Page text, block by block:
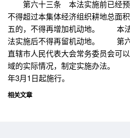
第六十三条 本法实施前已经预
不得超过本集体经济组织耕地总面
五的，不得再增加机动地。 本法
法实施后不得再留机动地。 第六
直辖市人民代表大会常务委员会可
域的实际情况，制定实施办法。
年3月1日起施行。
相关文章